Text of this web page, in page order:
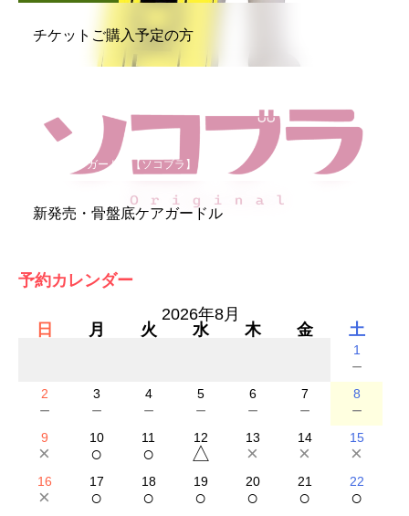
チケットご購入予定の方
骨盤底ケアガードル【ソコブラ】
新発売・骨盤底ケアガードル
予約カレンダー
2026年8月
日
月 火 水 木 金 土
1
－
2
－
3
－
4
－
5
－
6
－
7
－
8
－
9
×
10
○
11
○
12
△
13
×
14
×
15
×
16
×
17
○
18
○
19
○
20
○
21
○
22
○